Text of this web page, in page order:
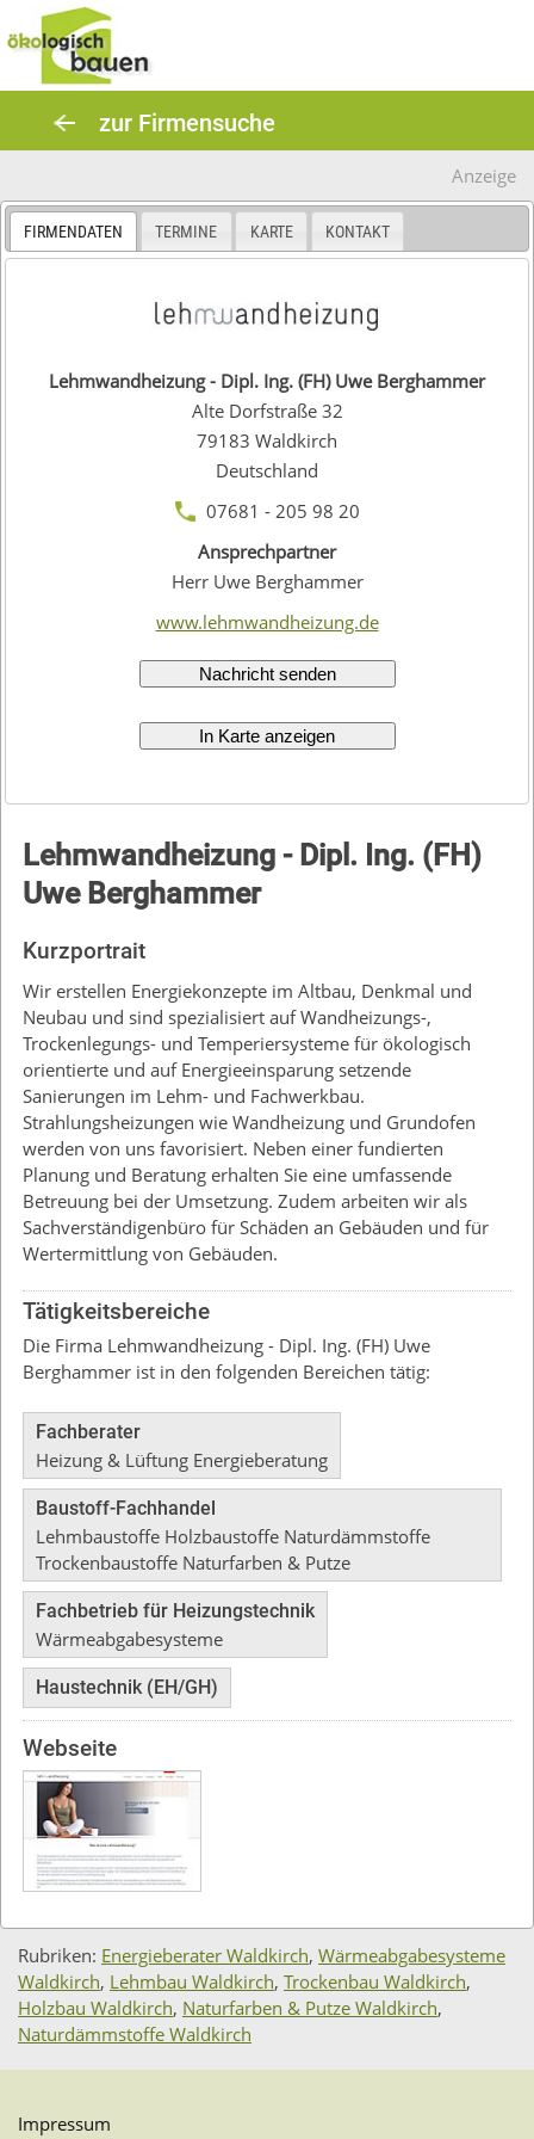
to
content
zur Firmensuche
Anzeige
FIRMENDATEN TERMINE KARTE KONTAKT
Lehmwandheizung - Dipl. Ing. (FH) Uwe Berghammer
Alte Dorfstraße 32
79183 Waldkirch
Deutschland
07681 - 205 98 20
Ansprechpartner
Herr Uwe Berghammer
www.lehmwandheizung.de
Nachricht senden
In Karte anzeigen
Lehmwandheizung - Dipl. Ing. (FH)
Uwe Berghammer
Kurzportrait
Wir erstellen Energiekonzepte im Altbau, Denkmal und
Neubau und sind spezialisiert auf Wandheizungs-,
Trockenlegungs- und Temperiersysteme für ökologisch
orientierte und auf Energieeinsparung setzende
Sanierungen im Lehm- und Fachwerkbau.
Strahlungsheizungen wie Wandheizung und Grundofen
werden von uns favorisiert. Neben einer fundierten
Planung und Beratung erhalten Sie eine umfassende
Betreuung bei der Umsetzung. Zudem arbeiten wir als
Sachverständigenbüro für Schäden an Gebäuden und für
Wertermittlung von Gebäuden.
Tätigkeitsbereiche
Die Firma Lehmwandheizung - Dipl. Ing. (FH) Uwe
Berghammer ist in den folgenden Bereichen tätig:
Fachberater
Heizung & Lüftung Energieberatung
Baustoff-Fachhandel
Lehmbaustoffe Holzbaustoffe Naturdämmstoffe
Trockenbaustoffe Naturfarben & Putze
Fachbetrieb für Heizungstechnik
Wärmeabgabesysteme
Haustechnik (EH/GH)
Webseite
Rubriken: Energieberater Waldkirch, Wärmeabgabesysteme
Waldkirch, Lehmbau Waldkirch, Trockenbau Waldkirch,
Holzbau Waldkirch, Naturfarben & Putze Waldkirch,
Naturdämmstoffe Waldkirch
Impressum